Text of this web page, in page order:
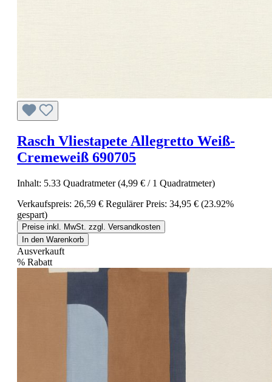
Rasch Vliestapete Allegretto Weiß-
Cremeweiß 690705
Inhalt: 5.33 Quadratmeter(4,99 € / 1 Quadratmeter)
Verkaufspreis: 26,59 € Regulärer Preis: 34,95 € (23.92%
gespart)
Preise inkl. MwSt. zzgl. Versandkosten
In den Warenkorb
Ausverkauft
% Rabatt